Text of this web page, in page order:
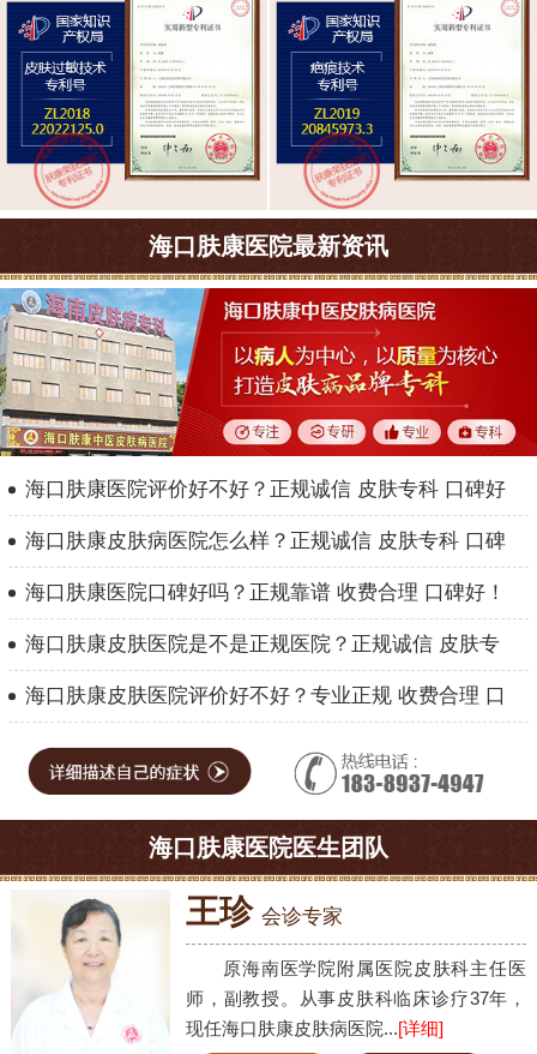
海口肤康医院最新资讯
海口肤康医院评价好不好？正规诚信 皮肤专科 口碑好
海口肤康皮肤病医院怎么样？正规诚信 皮肤专科 口碑
海口肤康医院口碑好吗？正规靠谱 收费合理 口碑好！
海口肤康皮肤医院是不是正规医院？正规诚信 皮肤专
海口肤康皮肤医院评价好不好？专业正规 收费合理 口
海口肤康医院医生团队
王珍 会诊专家
原海南医学院附属医院皮肤科主任医
师，副教授。从事皮肤科临床诊疗37年，
现任海口肤康皮肤病医院...[详细]